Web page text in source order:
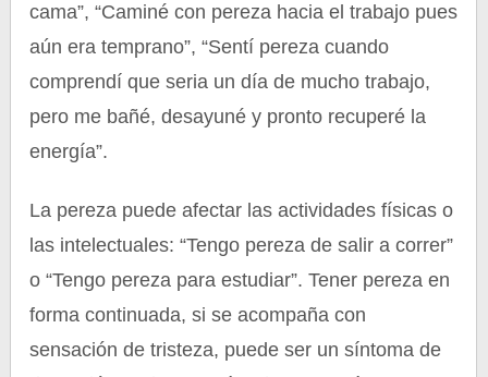
cama”, “Caminé con pereza hacia el trabajo pues
aún era temprano”, “Sentí pereza cuando
comprendí que seria un día de mucho trabajo,
pero me bañé, desayuné y pronto recuperé la
energía”.
La pereza puede afectar las actividades físicas o
las intelectuales: “Tengo pereza de salir a correr”
o “Tengo pereza para estudiar”. Tener pereza en
forma continuada, si se acompaña con
sensación de tristeza, puede ser un síntoma de